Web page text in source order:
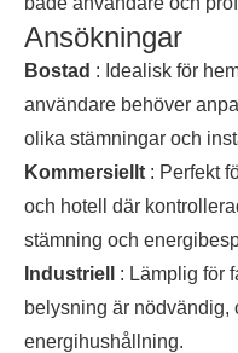
Ansökningar
Bostad : Idealisk för
användare behöver
olika stämningar och
Kommersiellt : Perfekt
och hotell där
stämning och
Industriell : Lämplig för
belysning är nödvändig,
energihushållning.